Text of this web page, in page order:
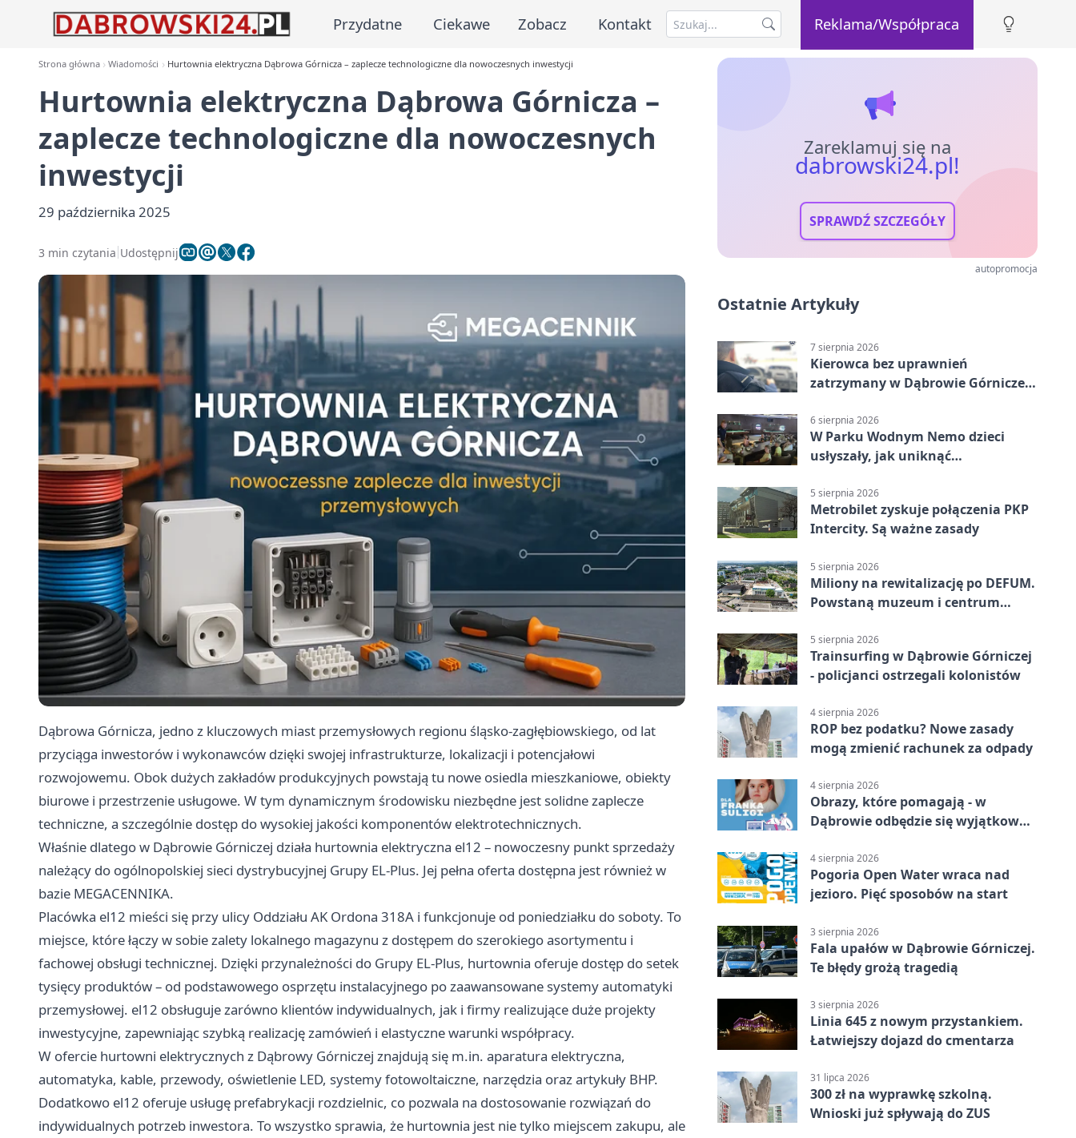
Przydatne Ciekawe Zobacz Kontakt Reklama/Współpraca
Strona główna Wiadomości Hurtownia elektryczna Dąbrowa Górnicza – zaplecze technologiczne dla nowoczesnych inwestycji
Hurtownia elektryczna Dąbrowa Górnicza –
zaplecze technologiczne dla nowoczesnych
inwestycji
29 października 2025
3 min czytania Udostępnij
Dąbrowa Górnicza, jedno z kluczowych miast przemysłowych regionu śląsko-zagłębiowskiego, od lat
przyciąga inwestorów i wykonawców dzięki swojej infrastrukturze, lokalizacji i potencjałowi
rozwojowemu. Obok dużych zakładów produkcyjnych powstają tu nowe osiedla mieszkaniowe, obiekty
biurowe i przestrzenie usługowe. W tym dynamicznym środowisku niezbędne jest solidne zaplecze
techniczne, a szczególnie dostęp do wysokiej jakości komponentów elektrotechnicznych.
Właśnie dlatego w Dąbrowie Górniczej działa hurtownia elektryczna el12 – nowoczesny punkt sprzedaży
należący do ogólnopolskiej sieci dystrybucyjnej Grupy EL-Plus. Jej pełna oferta dostępna jest również w
bazie MEGACENNIKA.
Placówka el12 mieści się przy ulicy Oddziału AK Ordona 318A i funkcjonuje od poniedziałku do soboty. To
miejsce, które łączy w sobie zalety lokalnego magazynu z dostępem do szerokiego asortymentu i
fachowej obsługi technicznej. Dzięki przynależności do Grupy EL-Plus, hurtownia oferuje dostęp do setek
tysięcy produktów – od podstawowego osprzętu instalacyjnego po zaawansowane systemy automatyki
przemysłowej. el12 obsługuje zarówno klientów indywidualnych, jak i firmy realizujące duże projekty
inwestycyjne, zapewniając szybką realizację zamówień i elastyczne warunki współpracy.
W ofercie hurtowni elektrycznych z Dąbrowy Górniczej znajdują się m.in. aparatura elektryczna,
automatyka, kable, przewody, oświetlenie LED, systemy fotowoltaiczne, narzędzia oraz artykuły BHP.
Dodatkowo el12 oferuje usługę prefabrykacji rozdzielnic, co pozwala na dostosowanie rozwiązań do
indywidualnych potrzeb inwestora. To wszystko sprawia, że hurtownia jest nie tylko miejscem zakupu, ale
Zareklamuj się na
dabrowski24.pl!
SPRAWDŹ SZCZEGÓŁY
autopromocja
Ostatnie Artykuły
7 sierpnia 2026
Kierowca bez uprawnień
zatrzymany w Dąbrowie Górniczej.
6 sierpnia 2026
W Parku Wodnym Nemo dzieci
usłyszały, jak uniknąć
5 sierpnia 2026
Metrobilet zyskuje połączenia PKP
Intercity. Są ważne zasady
5 sierpnia 2026
Miliony na rewitalizację po DEFUM.
Powstaną muzeum i centrum
5 sierpnia 2026
Trainsurfing w Dąbrowie Górniczej
- policjanci ostrzegali kolonistów
4 sierpnia 2026
ROP bez podatku? Nowe zasady
mogą zmienić rachunek za odpady
4 sierpnia 2026
Obrazy, które pomagają - w
Dąbrowie odbędzie się wyjątkowa
4 sierpnia 2026
Pogoria Open Water wraca nad
jezioro. Pięć sposobów na start
3 sierpnia 2026
Fala upałów w Dąbrowie Górniczej.
Te błędy grożą tragedią
3 sierpnia 2026
Linia 645 z nowym przystankiem.
Łatwiejszy dojazd do cmentarza
31 lipca 2026
300 zł na wyprawkę szkolną.
Wnioski już spływają do ZUS